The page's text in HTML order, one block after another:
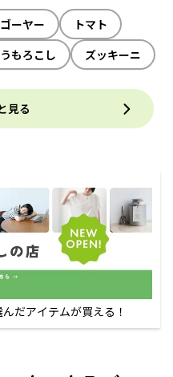
ゴーヤー
トマト
もろこし ズッキーニ
見る
だアイテムが買える！